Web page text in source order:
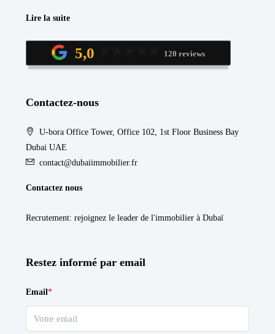
Lire la suite
5,0 120 reviews
Contactez-nous
U-bora Office Tower, Office 102, 1st Floor Business Bay
Dubai UAE
contact@dubaiimmobilier.fr
Contactez nous
Recrutement: rejoignez le leader de l'immobilier à Dubaï
Restez informé par email
Email*